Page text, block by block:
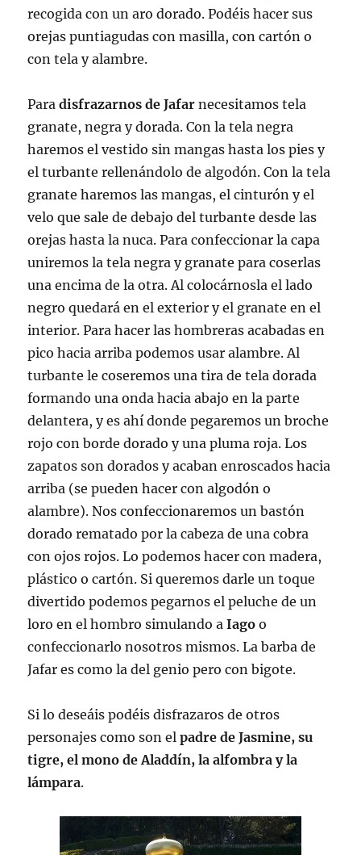
recogida con un aro dorado. Podéis hacer sus
orejas puntiagudas con masilla, con cartón o
con tela y alambre.
Paradisfrazarnos de Jafar necesitamos tela
granate, negra y dorada. Con la tela negra
haremos el vestido sin mangas hasta los pies y
el turbante rellenándolo de algodón. Con la tela
granate haremos las mangas, el cinturón y el
velo que sale de debajo del turbante desde las
orejas hasta la nuca. Para confeccionar la capa
uniremos la tela negra y granate para coserlas
una encima de la otra. Al colocárnosla el lado
negro quedará en el exterior y el granate en el
interior. Para hacer las hombreras acabadas en
pico hacia arriba podemos usar alambre. Al
turbante le coseremos una tira de tela dorada
formando una onda hacia abajo en la parte
delantera, y es ahí donde pegaremos un broche
rojo con borde dorado y una pluma roja. Los
zapatos son dorados y acaban enroscados hacia
arriba (se pueden hacer con algodón o
alambre). Nos confeccionaremos un bastón
dorado rematado por la cabeza de una cobra
con ojos rojos. Lo podemos hacer con madera,
plástico o cartón. Si queremos darle un toque
divertido podemos pegarnos el peluche de un
loro en el hombro simulando a Iago o
confeccionarlo nosotros mismos. La barba de
Jafar es como la del genio pero con bigote.
Si lo deseáis podéis disfrazaros de otros
personajes como son elpadre de Jasmine, su
tigre, el mono de Aladdín, la alfombra y la
lámpara.